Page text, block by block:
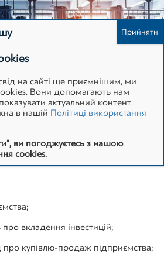
підприємства – актуальна
в будь-який бізнес ніші. Під час
матеріальні і
а потрібна вона в таких випадках:
вкладення інвестицій;
купівлю-продаж підприємства;
на сайті ще приємнішим, ми
Вони допомагають нам
актуальний контент.
в нашій Політиці використання
ви погоджуєтесь з нашою
cookies.